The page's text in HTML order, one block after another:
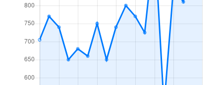
真駒内泉町
2,300万円 真駒内
真駒内泉町
4,400万円 真駒内
真駒内柏丘
400万円 真駒内